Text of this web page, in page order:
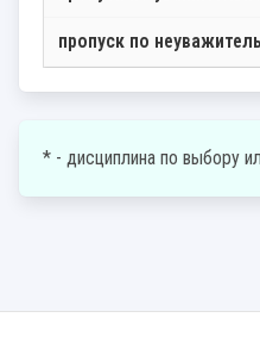
* - дисциплина по выбору